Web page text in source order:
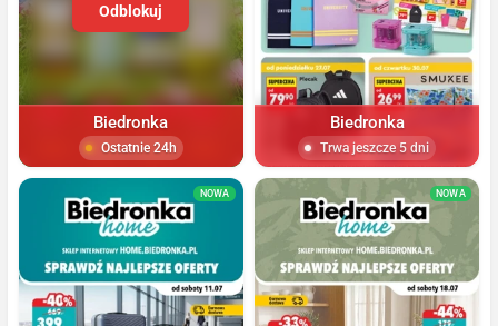
Odblokuj
Biedronka
Ostatnie 24h
Biedronka
Trwa jeszcze 5 dni
NOWA NOWA